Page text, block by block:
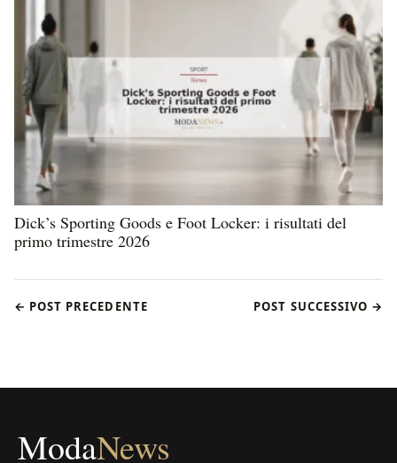
Dick’s Sporting Goods e Foot Locker: i risultati del
primo trimestre 2026
← POST PRECEDENTE POST SUCCESSIVO →
ModaNews